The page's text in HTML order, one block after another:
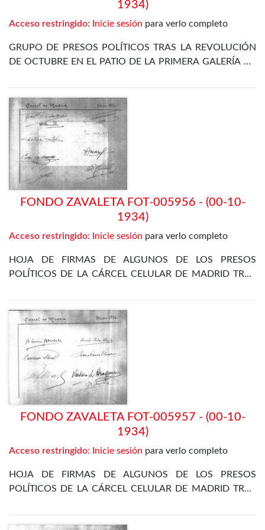
1934)
Acceso restringido: Inicie sesión para verlo completo
GRUPO DE PRESOS POLÍTICOS TRAS LA REVOLUCIÓN
DE OCTUBRE EN EL PATIO DE LA PRIMERA GALERÍA DE
ENCUENTRA EL PROPIO ZAVALETA, ENRIQUE DE
FRANCISCO, JOSÉ GÓMEZ OSORIO, PETREL Y JOSÉ
DÍAZ ALOR
FONDO ZAVALETA FOT-005956 - (00-10-
1934)
Acceso restringido: Inicie sesión para verlo completo
HOJA DE FIRMAS DE ALGUNOS DE LOS PRESOS
POLÍTICOS DE LA CÁRCEL CELULAR DE MADRID TRAS
FONDO ZAVALETA FOT-005957 - (00-10-
1934)
Acceso restringido: Inicie sesión para verlo completo
HOJA DE FIRMAS DE ALGUNOS DE LOS PRESOS
POLÍTICOS DE LA CÁRCEL CELULAR DE MADRID TRAS